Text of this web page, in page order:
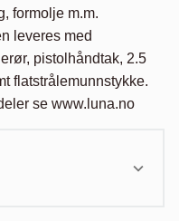
formolje m.m.
leveres med
pistolhåndtak, 2.5
flatstrålemunnstykke.
se www.luna.no